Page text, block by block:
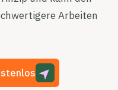
Arbeiten